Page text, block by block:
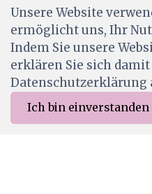
Merkliste
Lavinia Stamps -
CHF 8.90
Wird für dich bestellt
Unsere Website
ermöglicht uns, Ihr
Indem Sie unsere
erklären Sie sich
Datenschutzerklärung
Ich bin einverstanden